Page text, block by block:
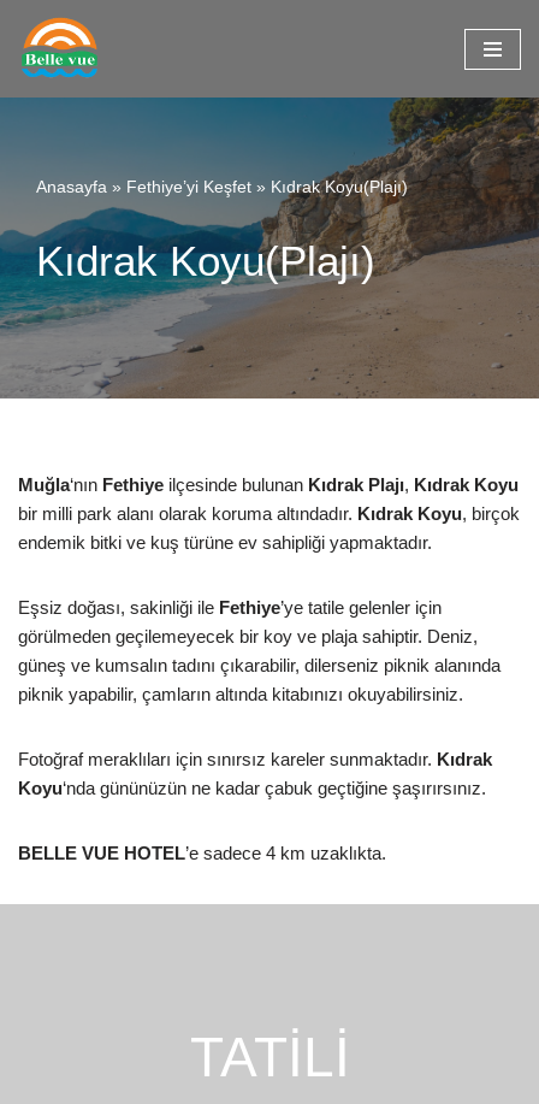
İçeriğe
geç
Anasayfa » Fethiye’yi Keşfet » Kıdrak Koyu(Plajı)
Kıdrak Koyu(Plajı)
Muğla‘nın Fethiye ilçesinde bulunan Kıdrak Plajı, Kıdrak Koyu
bir milli park alanı olarak koruma altındadır. Kıdrak Koyu, birçok
endemik bitki ve kuş türüne ev sahipliği yapmaktadır.
Eşsiz doğası, sakinliği ile Fethiye’ye tatile gelenler için
görülmeden geçilemeyecek bir koy ve plaja sahiptir. Deniz,
güneş ve kumsalın tadını çıkarabilir, dilerseniz piknik alanında
piknik yapabilir, çamların altında kitabınızı okuyabilirsiniz.
Fotoğraf meraklıları için sınırsız kareler sunmaktadır. Kıdrak
Koyu‘nda gününüzün ne kadar çabuk geçtiğine şaşırırsınız.
BELLE VUE HOTEL’e sadece 4 km uzaklıkta.
TATİLİ